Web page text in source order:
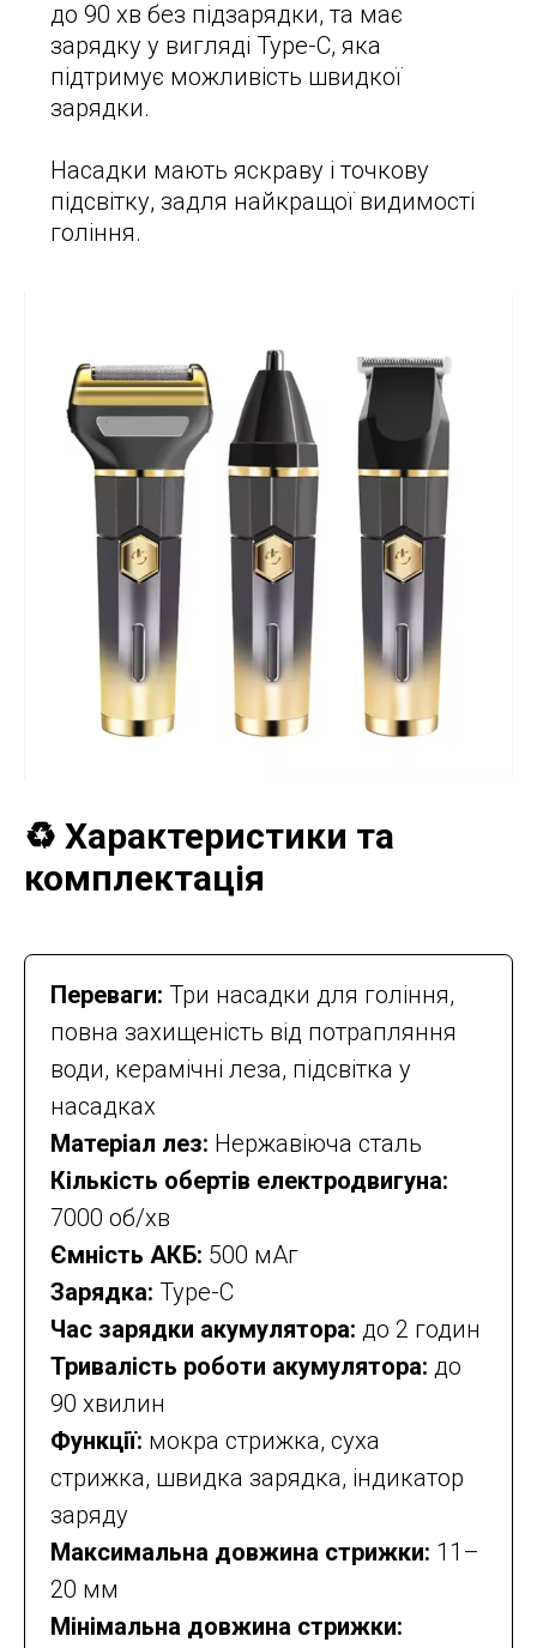
до 90 хв без підзарядки, та має
зарядку у вигляді Type-С, яка
підтримує можливість швидкої
зарядки.
Насадки мають яскраву і точкову
підсвітку, задля найкращої видимості
гоління.
♻️ Характеристики та
комплектація
Переваги: Три насадки для гоління,
повна захищеність від потрапляння
води, керамічні леза, підсвітка у
насадках
Матеріал лез: Нержавіюча сталь
Кількість обертів електродвигуна:
7000 об/хв
Ємність АКБ: 500 мАг
Зарядка: Type-C
Час зарядки акумулятора: до 2 годин
Тривалість роботи акумулятора: до
90 хвилин
Функції: мокра стрижка, суха
стрижка, швидка зарядка, індикатор
заряду
Максимальна довжина стрижки: 11–
20 мм
Мінімальна довжина стрижки: